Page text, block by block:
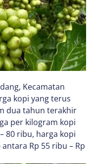
Kecamatan
kopi yang terus
dua tahun terakhir
per kilogram kopi
80 ribu, harga kopi
Rp 55 ribu – Rp